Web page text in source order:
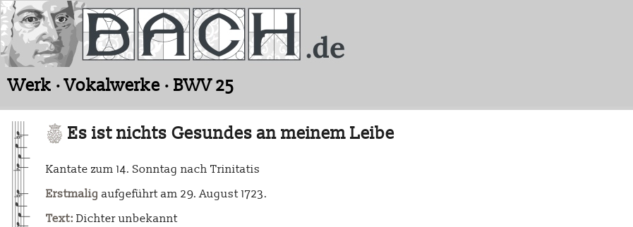
Werk · Vokalwerke · BWV 25
Es ist nichts Gesundes an meinem Leibe
Kantate zum 14. Sonntag nach Trinitatis
Erstmalig aufgeführt am 29. August 1723.
Text: Dichter unbekannt